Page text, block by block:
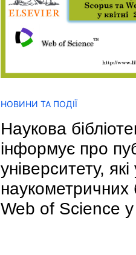
НОВИНИ ТА ПОДІЇ
Наукова
інформує про
університету,
Web of Science у